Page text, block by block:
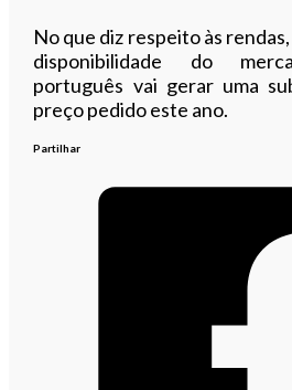
No que diz respeito às
disponibilidade do
português vai gerar uma
preço pedido este ano.
Partilhar